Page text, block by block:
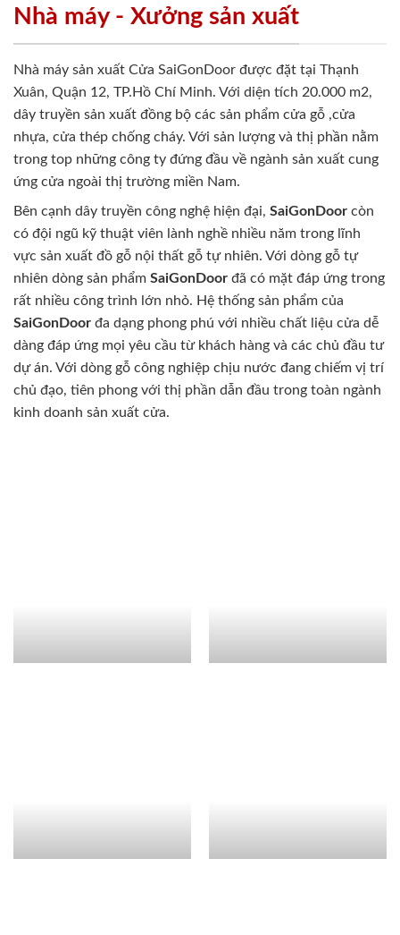
Nhà máy - Xưởng sản xuất
Nhà máy sản xuất Cửa SaiGonDoor được đặt tại Thạnh
Xuân, Quận 12, TP.Hồ Chí Minh. Với diện tích 20.000 m2,
dây truyền sản xuất đồng bộ các sản phẩm cửa gỗ ,cửa
nhựa, cửa thép chống cháy. Với sản lượng và thị phần nằm
trong top những công ty đứng đầu về ngành sản xuất cung
ứng cửa ngoài thị trường miền Nam.
Bên cạnh dây truyền công nghệ hiện đại, SaiGonDoor còn
có đội ngũ kỹ thuật viên lành nghề nhiều năm trong lĩnh
vực sản xuất đồ gỗ nội thất gỗ tự nhiên. Với dòng gỗ tự
nhiên dòng sản phẩm SaiGonDoor đã có mặt đáp ứng trong
rất nhiều công trình lớn nhỏ. Hệ thống sản phẩm của
SaiGonDoor đa dạng phong phú với nhiều chất liệu cửa dễ
dàng đáp ứng mọi yêu cầu từ khách hàng và các chủ đầu tư
dự án. Với dòng gỗ công nghiệp chịu nước đang chiếm vị trí
chủ đạo, tiên phong với thị phần dẫn đầu trong toàn ngành
kinh doanh sản xuất cửa.